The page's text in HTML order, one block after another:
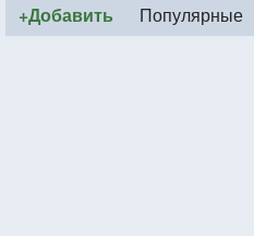
+Добавить Популярные